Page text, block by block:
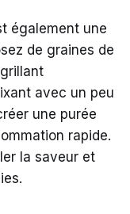
également une
de graines de
avec un peu
une purée
rapide.
la saveur et